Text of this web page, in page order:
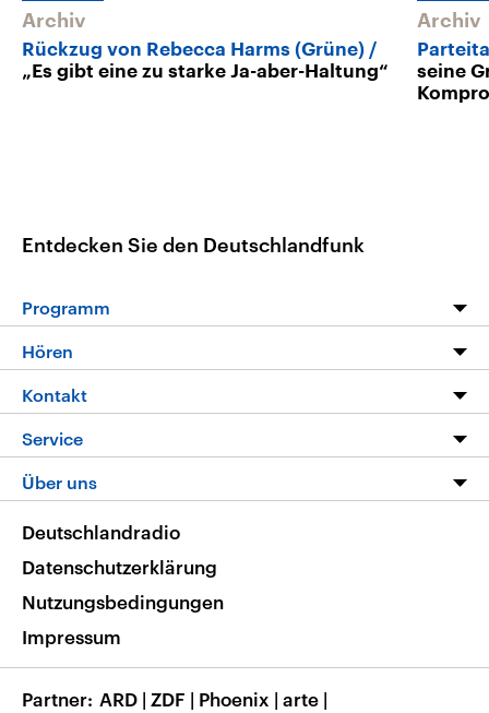
Archiv
Rückzug von Rebecca Harms (Grüne)
„Es gibt eine zu starke Ja-aber-Haltung“
Archiv
seine
Entdecken Sie den Deutschlandfunk
Programm
Programm
Die Nachrichten
Nachrichtenleicht
Neue Beiträge auf dlf.de
Hören
Livestream
Podcasts
Deutschlandfunk App
Nachrichten App
Frequenzen
Kontakt
Hörerservice
Service
FAQ
Veranstaltungen
Musikliste
RSS
Über uns
Barrierefreiheit
Deutschlandradio
Datenschutzerklärung
Nutzungsbedingungen
Impressum
Partner ARD | ZDF | Phoenix | arte |